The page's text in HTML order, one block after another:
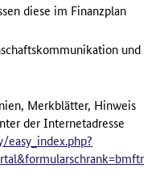
diese im Finanzplan
und
Merkblätter, Hinweis
der Internetadresse